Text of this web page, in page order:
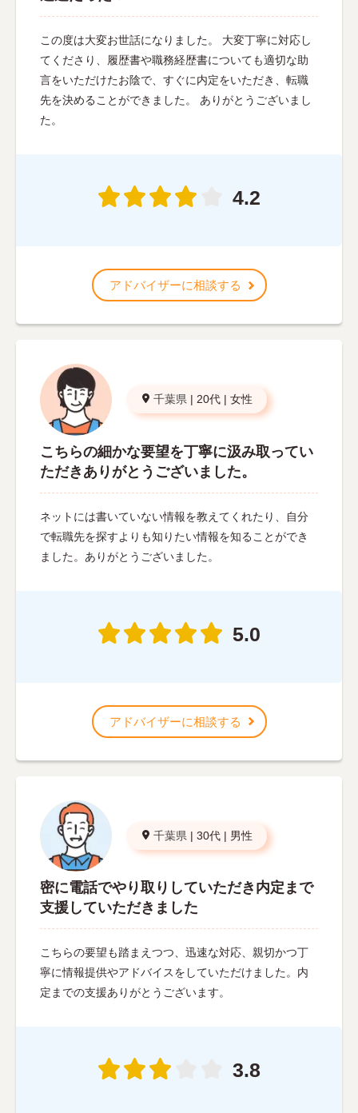
この度は大変お世話になりました。 大変丁寧に対応し
てくださり、履歴書や職務経歴書についても適切な助
言をいただけたお陰で、すぐに内定をいただき、転職
先を決めることができました。 ありがとうございまし
た。
4.2
アドバイザーに相談する
千葉県 | 20代 | 女性
こちらの細かな要望を丁寧に汲み取ってい
ただきありがとうございました。
ネットには書いていない情報を教えてくれたり、自分
で転職先を探すよりも知りたい情報を知ることができ
ました。ありがとうございました。
5.0
アドバイザーに相談する
千葉県 | 30代 | 男性
密に電話でやり取りしていただき内定まで
支援していただきました
こちらの要望も踏まえつつ、迅速な対応、親切かつ丁
寧に情報提供やアドバイスをしていただけました。内
定までの支援ありがとうございます。
3.8